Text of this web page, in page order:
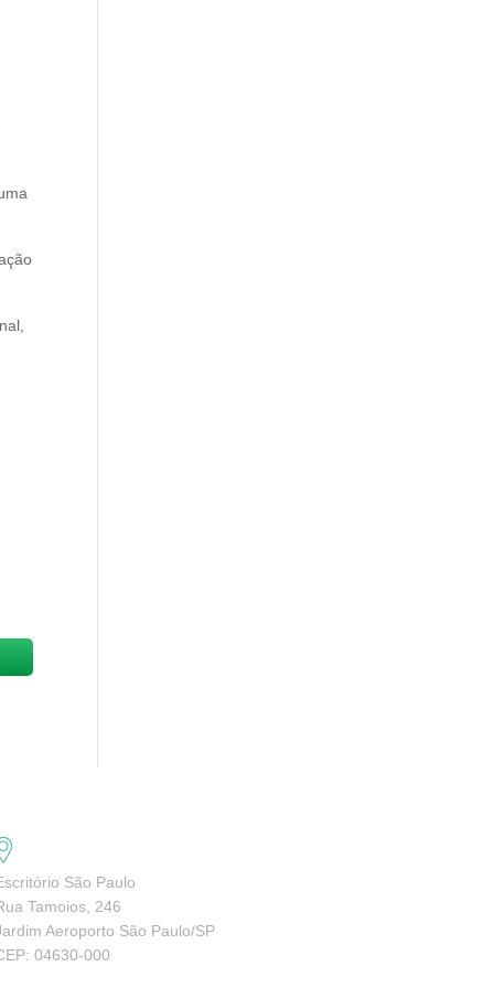
São Paulo
Tamoios, 246
Aeroporto São Paulo/SP
04630-000